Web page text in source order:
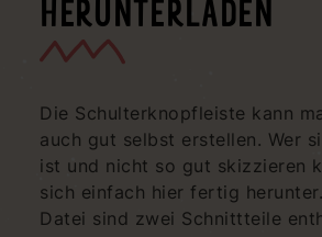
HERUNTERLADEN
Die Schulterknopfleiste kann
auch gut selbst erstellen. Wer
ist und nicht so gut skizzieren
sich einfach hier fertig
Datei sind zwei Schnittteile